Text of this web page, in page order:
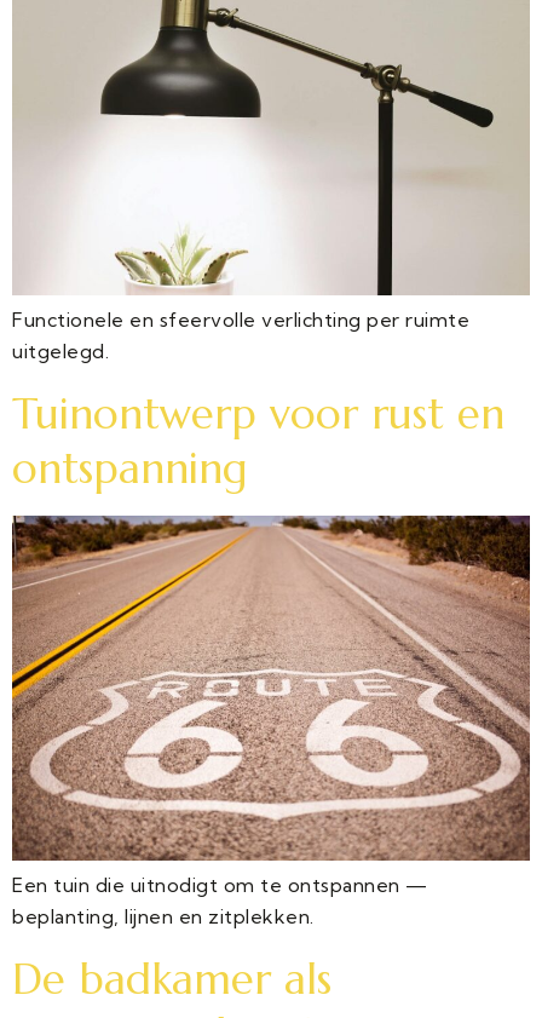
Functionele en sfeervolle verlichting per ruimte
uitgelegd.
Tuinontwerp voor rust en
ontspanning
Een tuin die uitnodigt om te ontspannen —
beplanting, lijnen en zitplekken.
De badkamer als